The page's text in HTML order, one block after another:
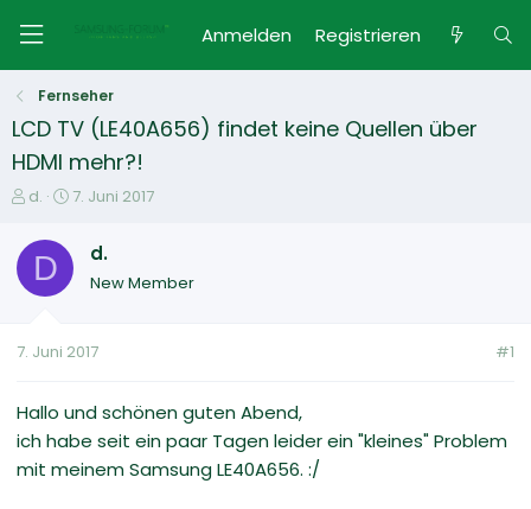
Anmelden Registrieren
Fernseher
LCD TV (LE40A656) findet keine Quellen über
HDMI mehr?!
E
s
e
e
d.
E
t
t
m
7. Juni 2017
D d.
New Member
7. Juni 2017 #1
Hallo und schönen guten Abend,
ich habe seit ein paar Tagen leider ein "kleines" Problem
mit meinem Samsung LE40A656. :/